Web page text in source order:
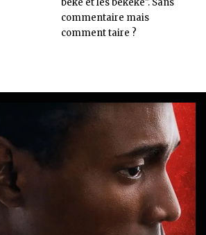
béké et les bèkèkè". Sans
commentaire mais
comment taire ?